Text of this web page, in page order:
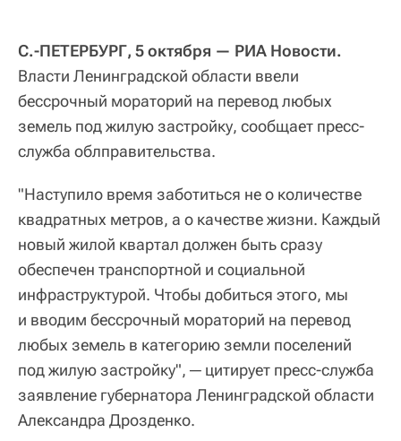
С.-ПЕТЕРБУРГ, 5 октября — РИА Новости.
Власти Ленинградской области ввели
бессрочный мораторий на перевод любых
земель под жилую застройку, сообщает пресс-
служба облправительства.
"Наступило время заботиться не о количестве
квадратных метров, а о качестве жизни. Каждый
новый жилой квартал должен быть сразу
обеспечен транспортной и социальной
инфраструктурой. Чтобы добиться этого, мы
и вводим бессрочный мораторий на перевод
любых земель в категорию земли поселений
под жилую застройку", ─ цитирует пресс-служба
заявление губернатора Ленинградской области
Александра Дрозденко.